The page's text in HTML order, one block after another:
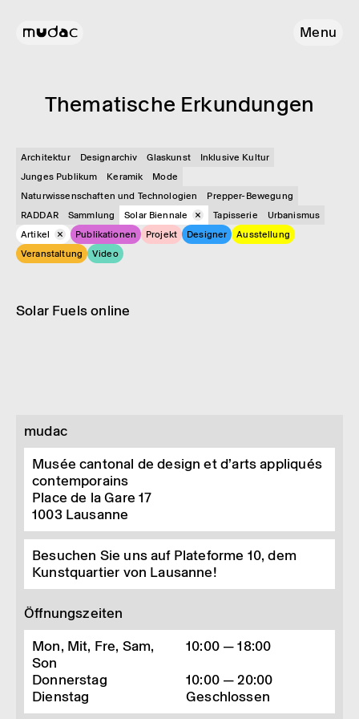
Menu
Thema­ti­sche Erkun­dun­gen
Architektur Designarchiv Glas­kunst
Inklusive Kultur
Junges Publikum
Keramik
Mode
Naturwissenschaften und Technologien
Prepper-Bewegung
RADDAR
Sammlung Solar Biennale Tapisserie
Urbanismus
Artikel
Publikationen Projekt Designer
Ausstellung
Veranstaltung
Video
Solar Fuels online
mudac
Musée cantonal de design et d’arts appliqués
contemporains
Place de la Gare 17
1003 Lausanne
Besuchen Sie uns auf Plateforme 10, dem
Kunstquartier von Lausanne!
Öffnungszeiten
Mon, Mit, Fre, Sam,
Son
10:00 — 18:00
Donnerstag
10:00 — 20:00
Dienstag
Geschlossen